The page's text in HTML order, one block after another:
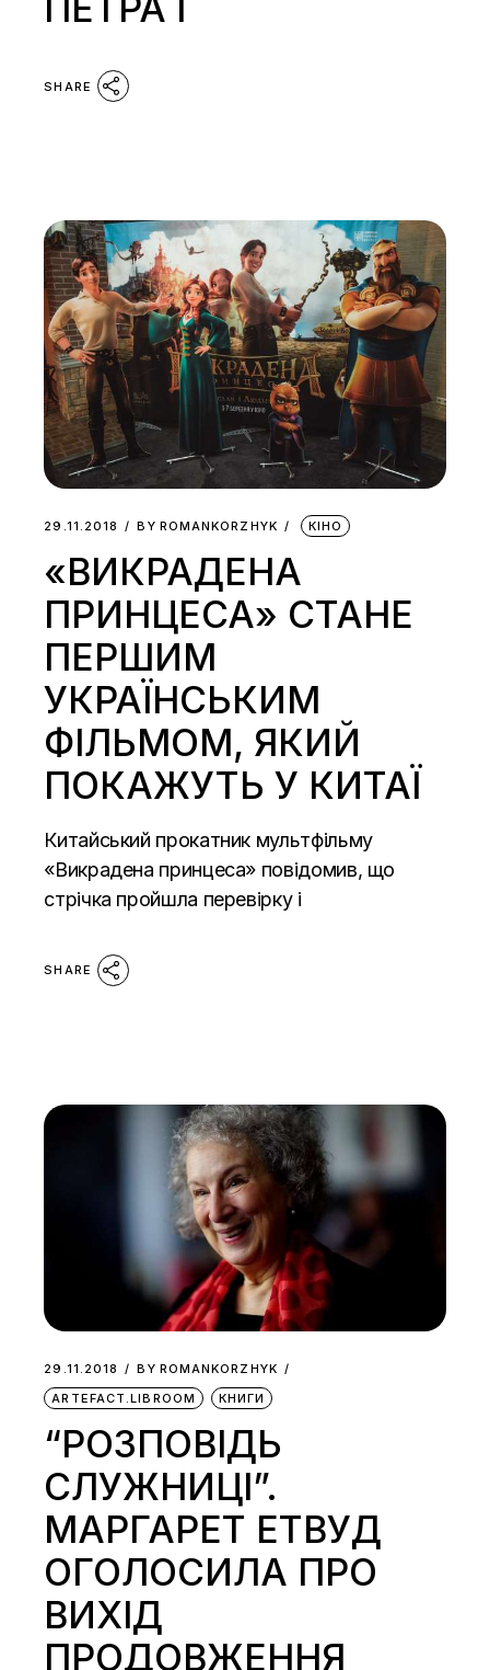
SHARE
29.11.2018 BY ROMANKORZHYK КІНО
«ВИКРАДЕНА
ПРИНЦЕСА» СТАНЕ
ПЕРШИМ
УКРАЇНСЬКИМ
ФІЛЬМОМ, ЯКИЙ
ПОКАЖУТЬ У КИТАЇ
Китайський прокатник мультфільму
«Викрадена принцеса» повідомив, що
стрічка пройшла перевірку і
SHARE
29.11.2018 BY ROMANKORZHYK
ARTEFACT.LIBROOM
КНИГИ
“РОЗПОВІДЬ
СЛУЖНИЦІ”.
МАРГАРЕТ ЕТВУД
ОГОЛОСИЛА ПРО
ВИХІД
ПРОДОВЖЕННЯ